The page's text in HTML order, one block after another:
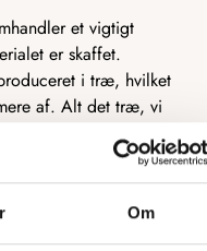
Om
et vigtigt
er skaffet.
i træ, hvilket
af. Alt det træ, vi
forhandlere og bliver
Udover dette består
træprodukter,
er et tyndt stykke træ,
og andre